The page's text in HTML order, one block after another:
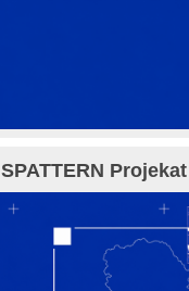
SPATTERN Projekat